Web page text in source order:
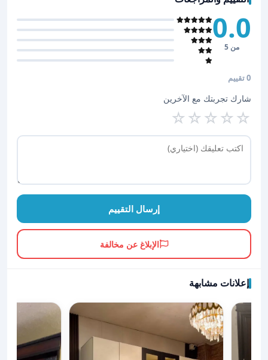
0.0
من 5
0 تقييم
شارك تجربتك مع الآخرين
☆
☆
☆
☆
☆
إرسال التقييم
الإبلاغ عن مخالفة
إعلانات مشابهة